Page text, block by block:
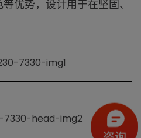
优势，设计用于在坚固、